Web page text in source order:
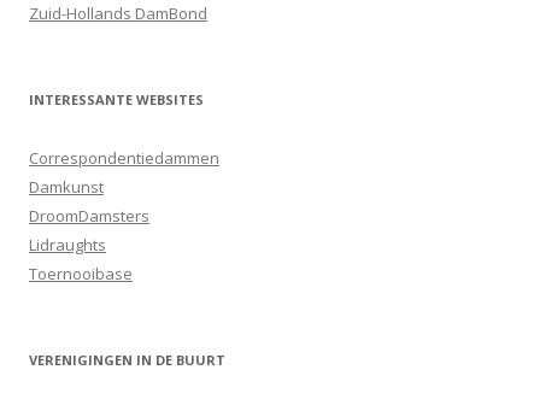
Zuid-Hollands DamBond
INTERESSANTE WEBSITES
Correspondentiedammen
Damkunst
DroomDamsters
Lidraughts
Toernooibase
VERENIGINGEN IN DE BUURT